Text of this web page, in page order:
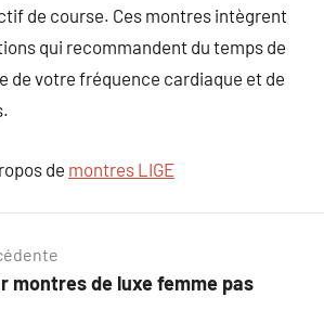
de course. Ces montres intègrent
qui recommandent du temps de
de votre fréquence cardiaque et de
de montres LIGE
montres de luxe femme pas